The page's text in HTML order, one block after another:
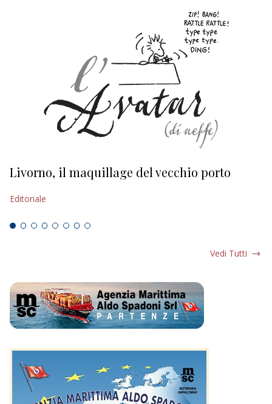
Livorno, il maquillage del vecchio porto
Editoriale
Vedi Tutti